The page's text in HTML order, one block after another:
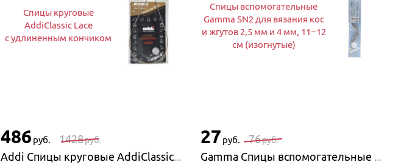
Спицы круговые
AddiClassic Lace
с удлиненным кончиком
486 руб. 1428руб.
Addi Спицы круговые AddiClassic Lace с удлиненным кончиком
Спицы вспомогательные
Gamma SN2 для вязания кос
и жгутов 2,5 мм и 4 мм, 11−12
см (изогнутые)
27 руб. 76руб.
Gamma Спицы вспомогательные Gamma SN2 для вязания кос и жгутов 2,5 мм и 4 мм, 11−12 см (изогнутые)